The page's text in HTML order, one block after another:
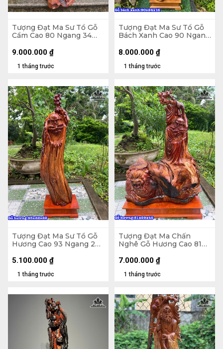
Tượng Đạt Ma Sư Tổ Gỗ
Cẩm Cao 80 Ngang 34
1 tháng trước
9.000.000 ₫
Tượng Đạt Ma Sư Tổ Gỗ
Bách Xanh Cao 90 Ngang
1 tháng trước
8.000.000 ₫
Tượng Đạt Ma Sư Tổ Gỗ
Hương Cao 93 Ngang 22
1 tháng trước
5.100.000 ₫
Tượng Đạt Ma Chấn
Nghê Gỗ Hương Cao 81
1 tháng trước
7.000.000 ₫